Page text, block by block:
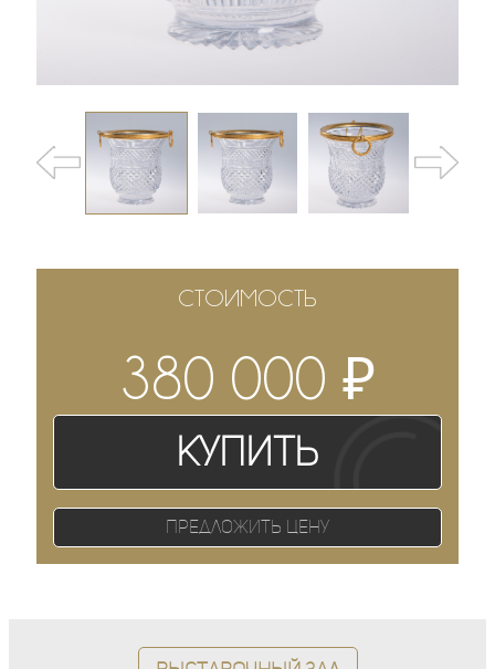
СТОИМОСТЬ
380 000 ₽
Купить
Предложить цену